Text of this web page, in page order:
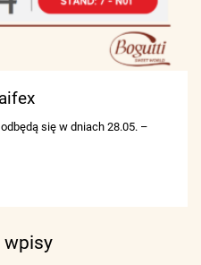
się w dniach 28.05. –
wpisy